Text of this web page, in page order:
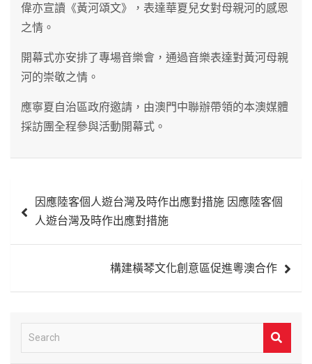
偉亦宣讀《黃河頌文》，表達華夏兒女對母親河的感恩
之情。
開幕式亦安排了專場音樂會，通過音樂表達對黃河母親
河的崇敬之情。
應寧夏自治區政府邀請，由澳門中聯辦帶領的本澳媒體
採訪團全程參與活動開幕式。
章
因應陸客個人遊台灣及時作出應對措施 因應陸客個
人遊台灣及時作出應對措施
構建橫琴文化創意區促進粵澳合作
e